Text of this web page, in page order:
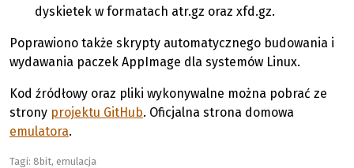
dyskietek w formatach atr.gz oraz xfd.gz.
Poprawiono także skrypty automatycznego budowania i
wydawania paczek AppImage dla systemów Linux.
Kod źródłowy oraz pliki wykonywalne można pobrać ze
strony projektu GitHub. Oficjalna strona domowa
emulatora.
Tagi: 8bit, emulacja